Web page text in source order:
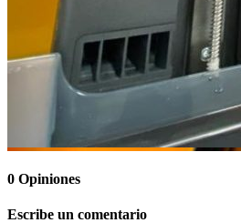
0 Opiniones
Escribe un comentario